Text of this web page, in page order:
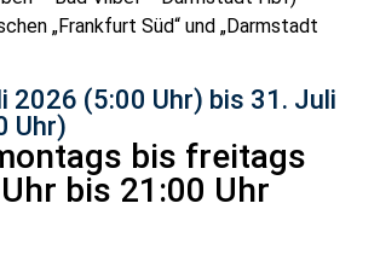
„Frankfurt Süd“ und „Darmstadt
2026 (5:00 Uhr) bis 31. Juli
Uhr)
bis freitags
bis 21:00 Uhr